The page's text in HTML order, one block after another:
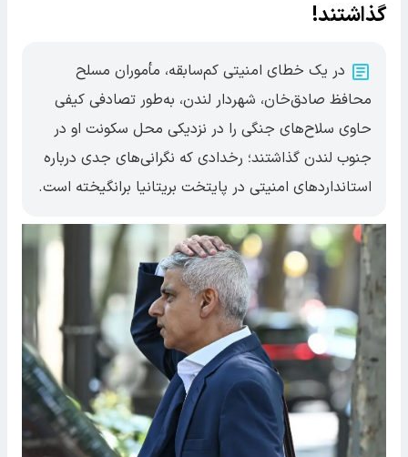
گذاشتند!
در یک خطای امنیتی کم‌سابقه، مأموران مسلح
محافظ صادق‌خان، شهردار لندن، به‌طور تصادفی کیفی
حاوی سلاح‌های جنگی را در نزدیکی محل سکونت او در
جنوب لندن گذاشتند؛ رخدادی که نگرانی‌های جدی درباره
استانداردهای امنیتی در پایتخت بریتانیا برانگیخته است.